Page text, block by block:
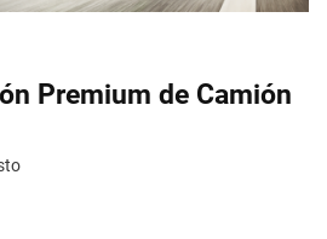
Premium de Camión